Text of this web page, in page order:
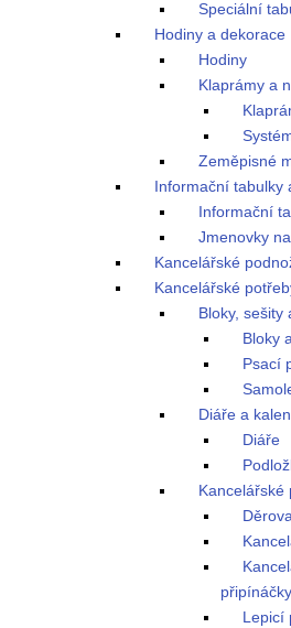
Speciální
Hodiny a dekorace
Hodiny
Klaprámy a
Zeměpisné
Informační tabulky
Informační
Jmenovky
Kancelářské
Kancelářské
Bloky, sešity
Bloky
Psací
Diáře a
Diáře
Kancelářské
připínáčky
Lepicí